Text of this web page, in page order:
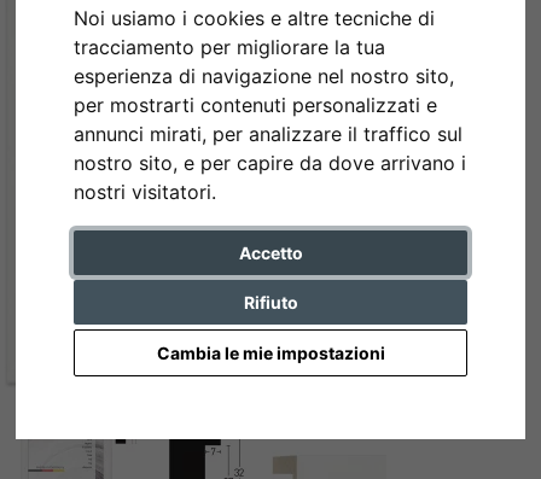
Noi usiamo i cookies e altre tecniche di
tracciamento per migliorare la tua
esperienza di navigazione nel nostro sito,
per mostrarti contenuti personalizzati e
annunci mirati, per analizzare il traffico sul
nostro sito, e per capire da dove arrivano i
nostri visitatori.
Accetto
Rifiuto
Cambia le mie impostazioni
Indietro